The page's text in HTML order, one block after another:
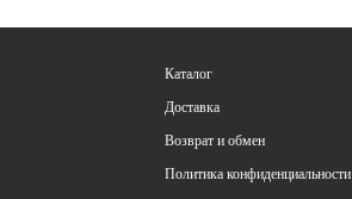
Каталог
Доставка
Возврат и обмен
Политика конфиденциальности